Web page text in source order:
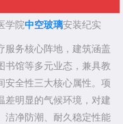
学院中空玻璃安装纪实
服务核心阵地，建筑涵盖
书馆等多元业态，兼具教
安全性三大核心属性。项
差明显的气候环境，对建
洁净防潮、耐久稳定性能